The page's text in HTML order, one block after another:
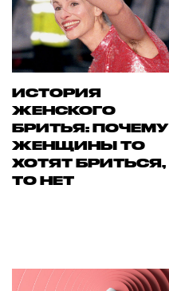
ИСТОРИЯ
ЖЕНСКОГО
БРИТЬЯ: ПОЧЕМУ
ЖЕНЩИНЫ ТО
ХОТЯТ БРИТЬСЯ,
ТО НЕТ